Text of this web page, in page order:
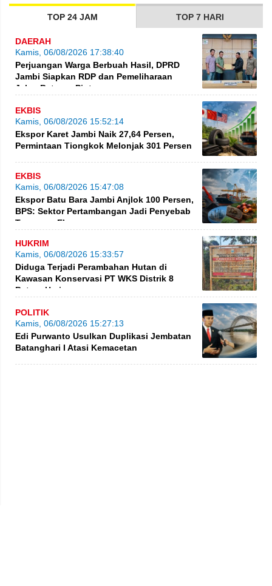
TOP 24 JAM TOP 7 HARI
DAERAH
Kamis, 06/08/2026 17:38:40
Perjuangan Warga Berbuah Hasil, DPRD
Jambi Siapkan RDP dan Pemeliharaan
Jalan Betung–Pintas
EKBIS
Kamis, 06/08/2026 15:52:14
Ekspor Karet Jambi Naik 27,64 Persen,
Permintaan Tiongkok Melonjak 301 Persen
EKBIS
Kamis, 06/08/2026 15:47:08
Ekspor Batu Bara Jambi Anjlok 100 Persen,
BPS: Sektor Pertambangan Jadi Penyebab
Turunnya Ekspor
HUKRIM
Kamis, 06/08/2026 15:33:57
Diduga Terjadi Perambahan Hutan di
Kawasan Konservasi PT WKS Distrik 8
BatangHari
POLITIK
Kamis, 06/08/2026 15:27:13
Edi Purwanto Usulkan Duplikasi Jembatan
Batanghari I Atasi Kemacetan